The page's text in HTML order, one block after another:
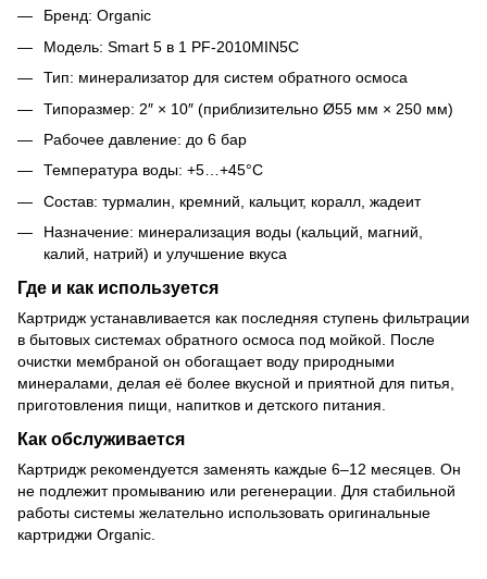
Бренд: Organic
Модель: Smart 5 в 1 PF-2010MIN5C
Тип: минерализатор для систем обратного осмоса
Типоразмер: 2″ × 10″ (приблизительно Ø55 мм × 250 мм)
Рабочее давление: до 6 бар
Температура воды: +5…+45°C
Состав: турмалин, кремний, кальцит, коралл, жадеит
Назначение: минерализация воды (кальций, магний,
калий, натрий) и улучшение вкуса
Где и как используется
Картридж устанавливается как последняя ступень фильтрации
в бытовых системах обратного осмоса под мойкой. После
очистки мембраной он обогащает воду природными
минералами, делая её более вкусной и приятной для питья,
приготовления пищи, напитков и детского питания.
Как обслуживается
Картридж рекомендуется заменять каждые 6–12 месяцев. Он
не подлежит промыванию или регенерации. Для стабильной
работы системы желательно использовать оригинальные
картриджи Organic.